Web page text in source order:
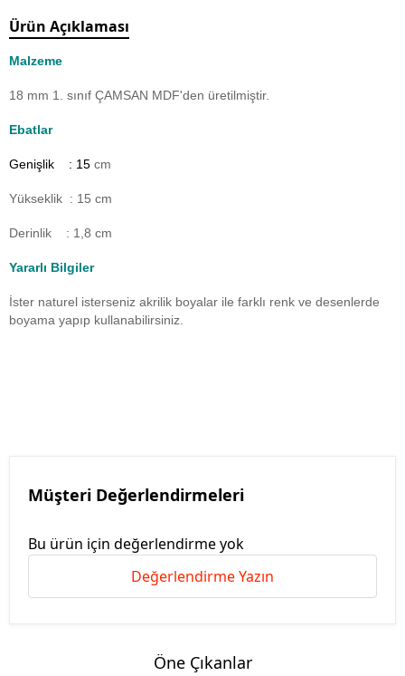
Ürün Açıklaması
Malzeme
18 mm 1. sınıf ÇAMSAN MDF'den üretilmiştir.
Ebatlar
Genişlik : 15 cm
Yükseklik : 15 cm
Derinlik : 1,8 cm
Yararlı Bilgiler
İster naturel isterseniz akrilik boyalar ile farklı renk ve desenlerde
boyama yapıp kullanabilirsiniz.
Müşteri Değerlendirmeleri
Bu ürün için değerlendirme yok
Değerlendirme Yazın
Öne Çıkanlar